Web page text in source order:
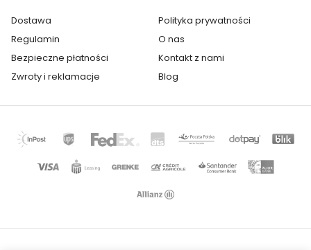
Dostawa
Polityka prywatności
Regulamin
O nas
Bezpieczne płatności
Kontakt z nami
Zwroty i reklamacje
Blog